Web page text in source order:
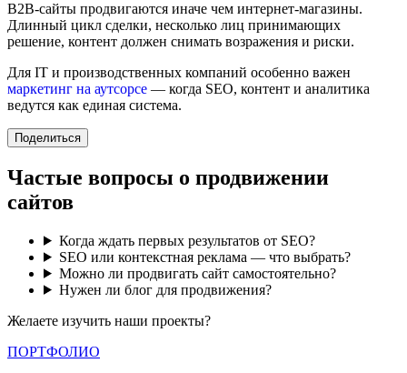
B2B-сайты продвигаются иначе чем интернет-магазины.
Длинный цикл сделки, несколько лиц принимающих
решение, контент должен снимать возражения и риски.
Для IT и производственных компаний особенно важен
маркетинг на аутсорсе — когда SEO, контент и аналитика
ведутся как единая система.
Поделиться
Частые вопросы о продвижении
сайтов
Когда ждать первых результатов от SEO?
SEO или контекстная реклама — что выбрать?
Можно ли продвигать сайт самостоятельно?
Нужен ли блог для продвижения?
Желаете изучить наши проекты?
ПОРТФОЛИО